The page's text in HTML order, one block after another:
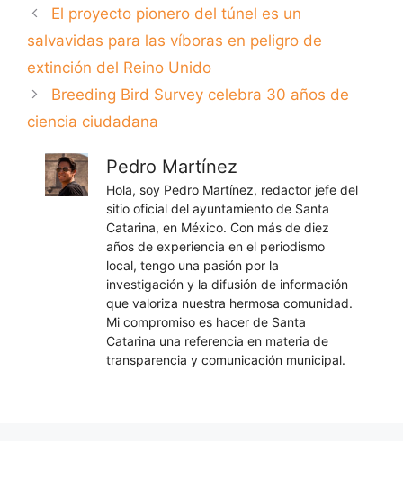
El proyecto pionero del túnel es un
salvavidas para las víboras en peligro de
extinción del Reino Unido
Breeding Bird Survey celebra 30 años de
ciencia ciudadana
Pedro Martínez
Hola, soy Pedro Martínez, redactor jefe del
sitio oficial del ayuntamiento de Santa
Catarina, en México. Con más de diez
años de experiencia en el periodismo
local, tengo una pasión por la
investigación y la difusión de información
que valoriza nuestra hermosa comunidad.
Mi compromiso es hacer de Santa
Catarina una referencia en materia de
transparencia y comunicación municipal.